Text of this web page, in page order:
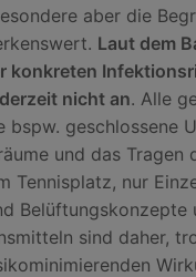
aber die
Laut dem
konkreten
nicht an. Alle
bspw. geschlossene
und das Tragen
Tennisplatz, nur
Belüftungskonzepte
sind daher,